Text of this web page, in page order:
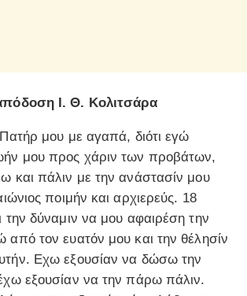
Ι. Θ. Κολιτσάρα
μου με αγαπά, διότι εγώ
μου προς χάριν των προβάτων,
και πάλιν με την ανάστασίν μου
ποιμήν και αρχιερεύς. 18
την δύναμιν να μου αφαιρέση την
τον ευατόν μου και την θέλησίν
Εχω εξουσίαν να δώσω την
εξουσίαν να την πάρω πάλιν.